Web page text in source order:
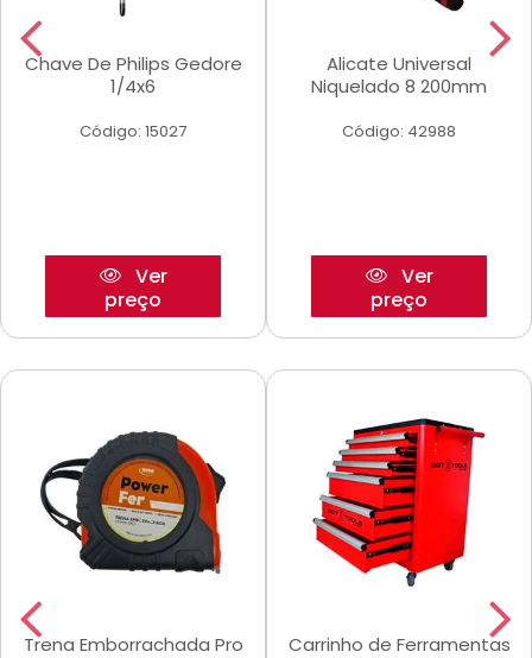
Chave De Philips Gedore
1/4x6
Código: 15027
Ver
preço
Alicate Universal
Niquelado 8 200mm
Código: 42988
Ver
preço
Trena Emborrachada Pro
Carrinho de Ferramentas